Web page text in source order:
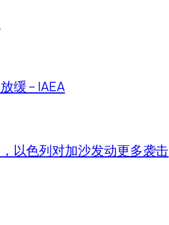
缓 – IAEA
以色列对加沙发动更多袭击